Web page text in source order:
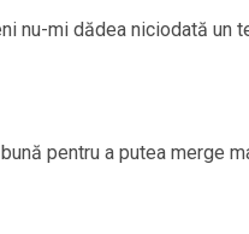
nu-mi dădea niciodată un
pentru a putea merge